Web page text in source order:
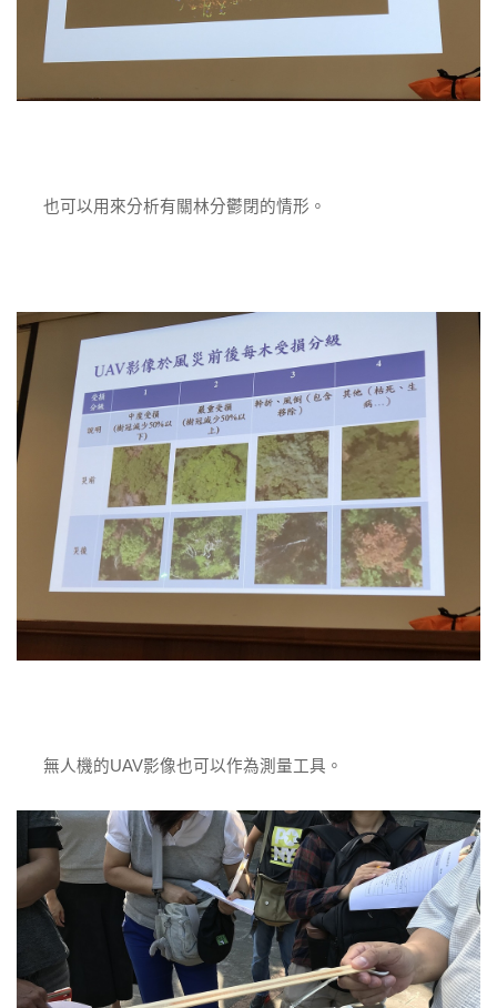
也可以用來分析有關林分鬱閉的情形。
無人機的UAV影像也可以作為測量工具。